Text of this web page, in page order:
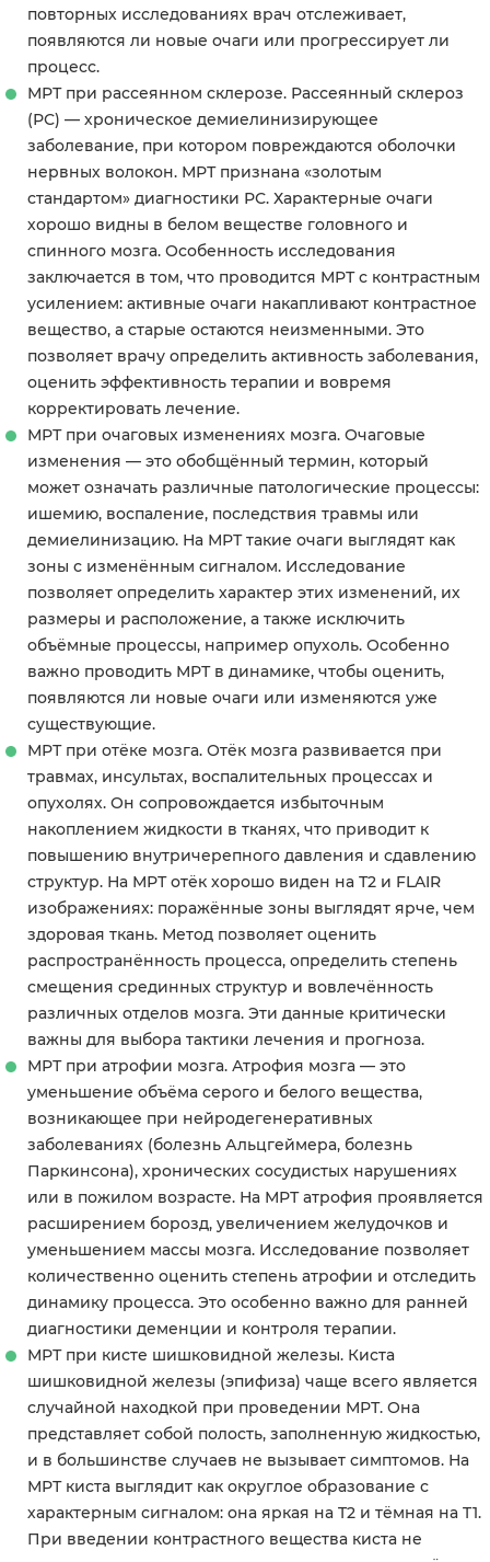
повторных исследованиях врач отслеживает,
появляются ли новые очаги или прогрессирует ли
процесс.
МРТ при рассеянном склерозе. Рассеянный склероз
(РС) — хроническое демиелинизирующее
заболевание, при котором повреждаются оболочки
нервных волокон. МРТ признана «золотым
стандартом» диагностики РС. Характерные очаги
хорошо видны в белом веществе головного и
спинного мозга. Особенность исследования
заключается в том, что проводится МРТ с контрастным
усилением: активные очаги накапливают контрастное
вещество, а старые остаются неизменными. Это
позволяет врачу определить активность заболевания,
оценить эффективность терапии и вовремя
корректировать лечение.
МРТ при очаговых изменениях мозга. Очаговые
изменения — это обобщённый термин, который
может означать различные патологические процессы:
ишемию, воспаление, последствия травмы или
демиелинизацию. На МРТ такие очаги выглядят как
зоны с изменённым сигналом. Исследование
позволяет определить характер этих изменений, их
размеры и расположение, а также исключить
объёмные процессы, например опухоль. Особенно
важно проводить МРТ в динамике, чтобы оценить,
появляются ли новые очаги или изменяются уже
существующие.
МРТ при отёке мозга. Отёк мозга развивается при
травмах, инсультах, воспалительных процессах и
опухолях. Он сопровождается избыточным
накоплением жидкости в тканях, что приводит к
повышению внутричерепного давления и сдавлению
структур. На МРТ отёк хорошо виден на Т2 и FLAIR
изображениях: поражённые зоны выглядят ярче, чем
здоровая ткань. Метод позволяет оценить
распространённость процесса, определить степень
смещения срединных структур и вовлечённость
различных отделов мозга. Эти данные критически
важны для выбора тактики лечения и прогноза.
МРТ при атрофии мозга. Атрофия мозга — это
уменьшение объёма серого и белого вещества,
возникающее при нейродегенеративных
заболеваниях (болезнь Альцгеймера, болезнь
Паркинсона), хронических сосудистых нарушениях
или в пожилом возрасте. На МРТ атрофия проявляется
расширением борозд, увеличением желудочков и
уменьшением массы мозга. Исследование позволяет
количественно оценить степень атрофии и отследить
динамику процесса. Это особенно важно для ранней
диагностики деменции и контроля терапии.
МРТ при кисте шишковидной железы. Киста
шишковидной железы (эпифиза) чаще всего является
случайной находкой при проведении МРТ. Она
представляет собой полость, заполненную жидкостью,
и в большинстве случаев не вызывает симптомов. На
МРТ киста выглядит как округлое образование с
характерным сигналом: она яркая на T2 и тёмная на T1.
При введении контрастного вещества киста не